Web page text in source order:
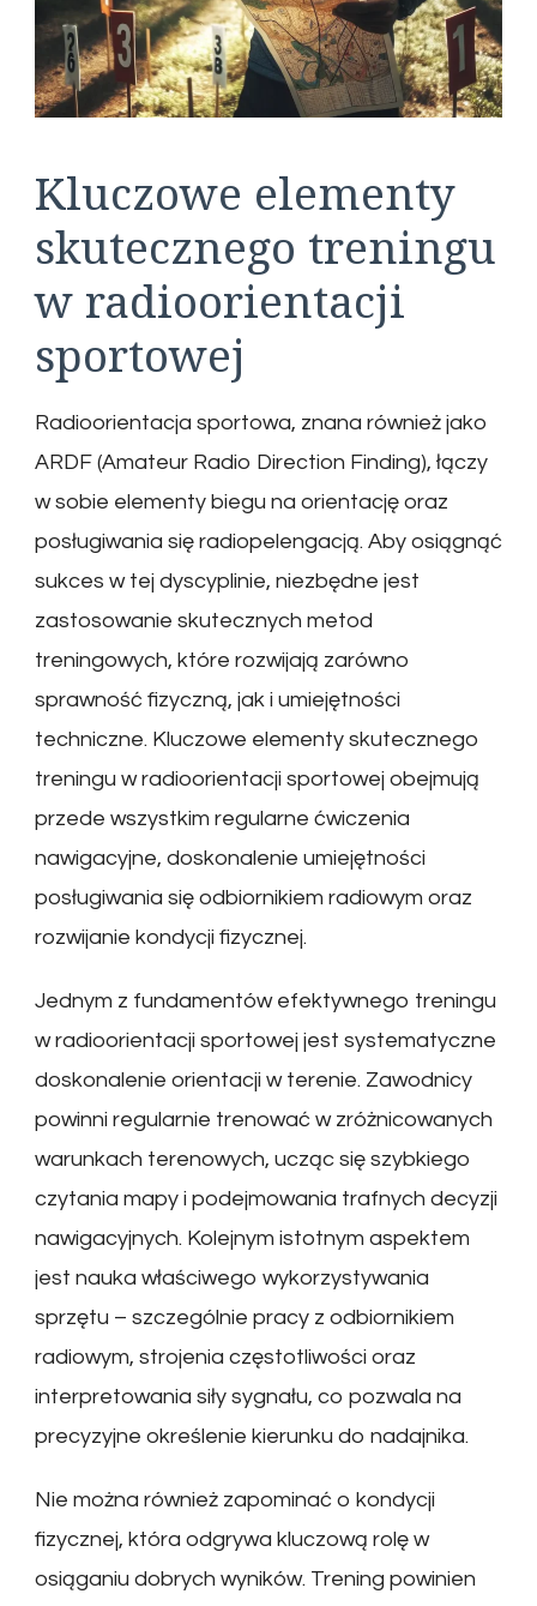
Kluczowe elementy
skutecznego treningu
w radioorientacji
sportowej
Radioorientacja sportowa, znana również jako
ARDF (Amateur Radio Direction Finding), łączy
w sobie elementy biegu na orientację oraz
posługiwania się radiopelengacją. Aby osiągnąć
sukces w tej dyscyplinie, niezbędne jest
zastosowanie skutecznych metod
treningowych, które rozwijają zarówno
sprawność fizyczną, jak i umiejętności
techniczne. Kluczowe elementy skutecznego
treningu w radioorientacji sportowej obejmują
przede wszystkim regularne ćwiczenia
nawigacyjne, doskonalenie umiejętności
posługiwania się odbiornikiem radiowym oraz
rozwijanie kondycji fizycznej.
Jednym z fundamentów efektywnego treningu
w radioorientacji sportowej jest systematyczne
doskonalenie orientacji w terenie. Zawodnicy
powinni regularnie trenować w zróżnicowanych
warunkach terenowych, ucząc się szybkiego
czytania mapy i podejmowania trafnych decyzji
nawigacyjnych. Kolejnym istotnym aspektem
jest nauka właściwego wykorzystywania
sprzętu – szczególnie pracy z odbiornikiem
radiowym, strojenia częstotliwości oraz
interpretowania siły sygnału, co pozwala na
precyzyjne określenie kierunku do nadajnika.
Nie można również zapominać o kondycji
fizycznej, która odgrywa kluczową rolę w
osiąganiu dobrych wyników. Trening powinien